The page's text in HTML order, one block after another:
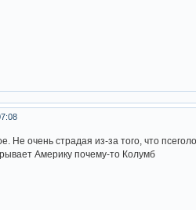
Не очень страдая из-за того, что
Америку почему-то Колумб